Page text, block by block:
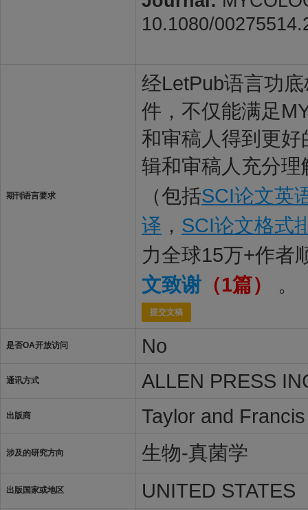
10.1080/
期刊语言要求
经LetPub语言功
件，不仅能满足
和审稿人得到更
辑和审稿人充分
（包括SCI论文英
译 ， SCI论文格式
力全球15万+作者
文致谢 （1篇） 。
提交文稿
是否OA开放访问 No
通讯方式 ALLEN PRESS
出版商 Taylor and
涉及的研究方向 生物-真菌学
出版国家或地区 UNITED STATES